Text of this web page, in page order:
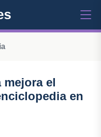
el
en